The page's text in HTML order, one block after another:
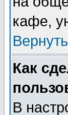
кафе,
Как
В